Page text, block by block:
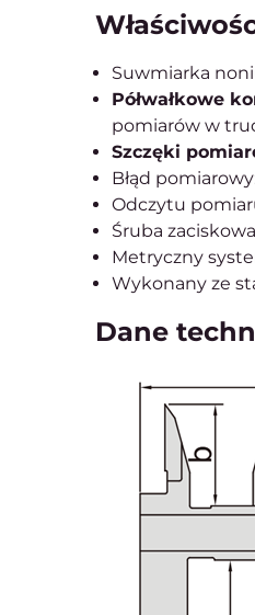
Suwmiarka
Półwałkowe
pomiarów w
Szczęki
Błąd
Odczytu
Śruba
Metryczny
Wykonany ze
Dane